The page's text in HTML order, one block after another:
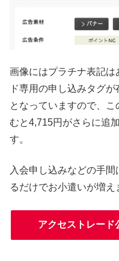
画像にはプラチナ表記
ド専用の申し込みタグ
となっていますので、
むと4,715円がさらに追
す。
入会申し込みなどの手
るだけでお小遣いが増え
アクセストレード